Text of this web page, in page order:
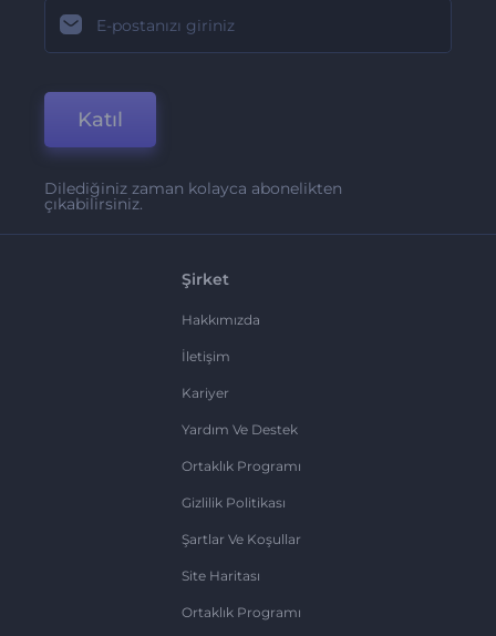
Katıl
Dilediğiniz zaman kolayca abonelikten
çıkabilirsiniz.
Şirket
Hakkımızda
İletişim
Kariyer
Yardım Ve Destek
Ortaklık Programı
Gizlilik Politikası
Şartlar Ve Koşullar
Site Haritası
Ortaklık Programı